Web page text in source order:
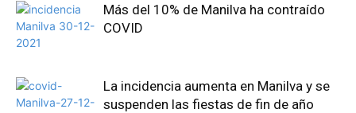
Más del 10% de Manilva ha contraído
COVID
La incidencia aumenta en Manilva y se
suspenden las fiestas de fin de año